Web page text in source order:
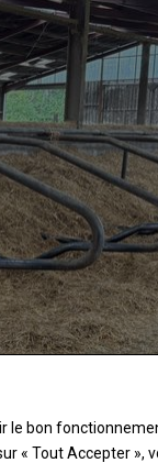
son fils Kévin.
le bon
« Tout Accepter »,